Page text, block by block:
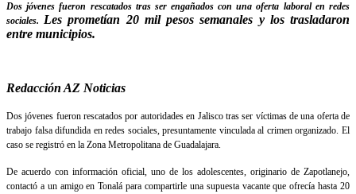
Dos jóvenes fueron rescatados tras ser engañados con una oferta laboral en redes
sociales.Les prometían 20 mil pesos semanales y los trasladaron
entre municipios.
Redacción AZ Noticias
Dos jóvenes fueron rescatados por autoridades en Jalisco tras ser víctimas de una oferta de
trabajo falsa difundida en redes sociales, presuntamente vinculada al crimen organizado. El
caso se registró en la Zona Metropolitana de Guadalajara.
De acuerdo con información oficial, uno de los adolescentes, originario de Zapotlanejo,
contactó a un amigo en Tonalá para compartirle una supuesta vacante que ofrecía hasta 20